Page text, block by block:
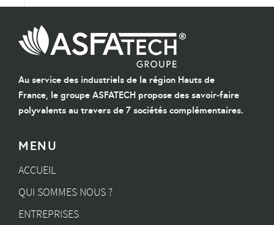
Au service des industriels de la région Hauts de
France, le groupe ASFATECH propose des savoir-faire
polyvalents au travers de 7 sociétés complémentaires.
MENU
ACCUEIL
QUI SOMMES NOUS ?
ENTREPRISES